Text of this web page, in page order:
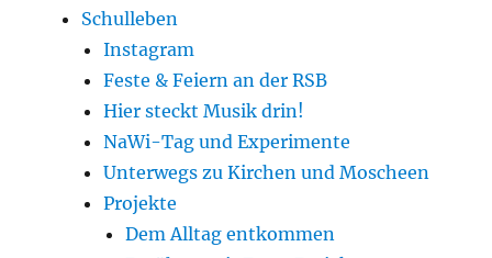
Schulleben
Instagram
Feste & Feiern an der RSB
Hier steckt Musik drin!
NaWi-Tag und Experimente
Unterwegs zu Kirchen und Moscheen
Projekte
Dem Alltag entkommen